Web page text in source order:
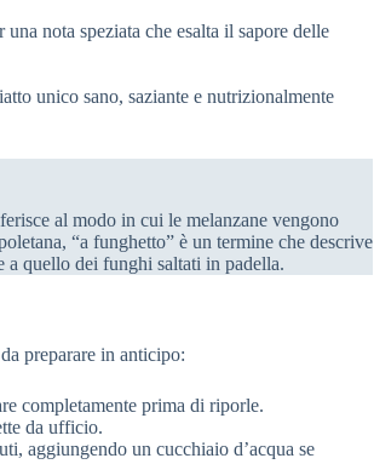
nota speziata che esalta il sapore delle
unico sano, saziante e nutrizionalmente
al modo in cui le melanzane vengono
“a funghetto” è un termine che descrive
a quello dei funghi saltati in padella.
preparare in anticipo:
completamente prima di riporle.
da ufficio.
aggiungendo un cucchiaio d’acqua se